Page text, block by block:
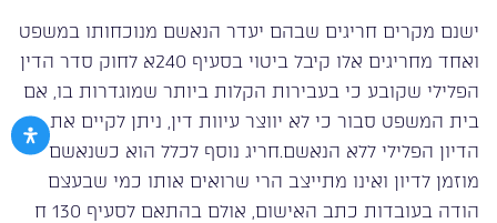
ישנם מקרים חריגים שבהם יעדר הנאשם מנוכחותו במשפט
ואחד מחריגים אלו קיבל ביטוי בסעיף 240א לחוק סדר הדין
הפלילי שקובע כי בעבירות הקלות ביותר שמוגדרות בו, אם
בית המשפט סבור כי לא יווצר עיוות דין, ניתן לקיים את
הדיון הפלילי ללא הנאשם.חריג נוסף לכלל הוא כשנאשם
מוזמן לדיון ואינו מתייצב הרי שרואים אותו כמי שבעצם
הודה בעובדות כתב האישום, אולם בהתאם לסעיף 130 ח